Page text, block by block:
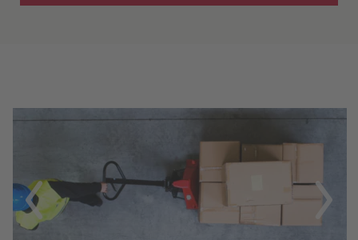
Previous Next